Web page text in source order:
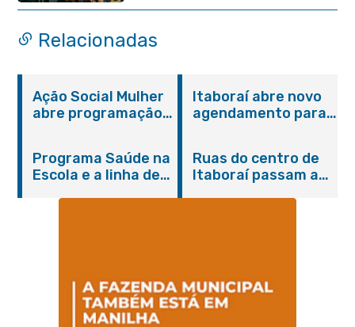
Relacionadas
Ação Social Mulher
abre programação
serviços gratuitos e
orientações
Itaboraí abre novo
agendamento para
Programa Saúde na
Escola e a linha de
Magalhães Seabra
Ruas do centro de
Itaboraí passam a